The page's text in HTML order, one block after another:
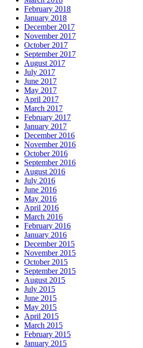
February 2018
January 2018
December 2017
November 2017
October 2017
September 2017
August 2017
July 2017
June 2017
May 2017
April 2017
March 2017
February 2017
January 2017
December 2016
November 2016
October 2016
September 2016
August 2016
July 2016
June 2016
May 2016
April 2016
March 2016
February 2016
January 2016
December 2015
November 2015
October 2015
September 2015
August 2015
July 2015
June 2015
May 2015
April 2015
March 2015
February 2015
January 2015